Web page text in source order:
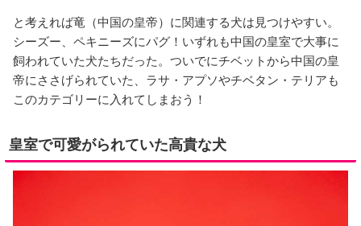
と考えれば竜（中国の皇帝）に関連する犬は見つけやすい。
シーズー、ペキニーズにパグ！いずれも中国の皇室で大事に
飼われていた犬たちだった。ついでにチベットから中国の皇
帝にささげられていた、ラサ・アプソやチベタン・テリアも
このカテゴリーに入れてしまおう！
皇室で可愛がられていた高貴な犬